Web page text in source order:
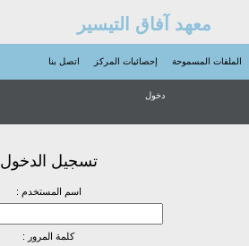
معهد آفاق التيسير
الملفات المسموحة إحصائيات المركز اتصل بنا
دخول
تسجيل الدخول
اسم المستخدم :
كلمة المرور :